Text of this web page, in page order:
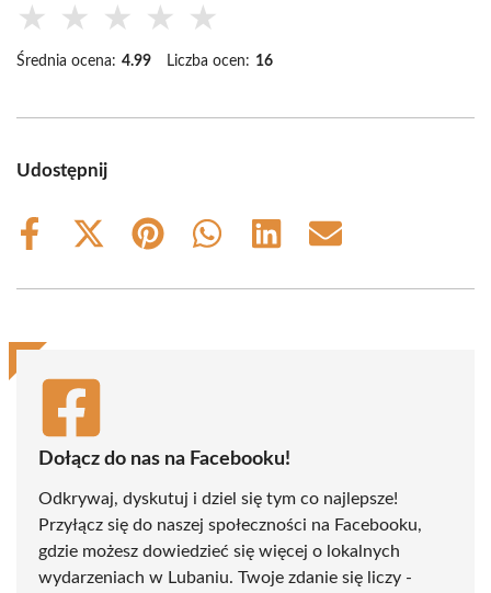
★ ★ ★ ★ ★
Średnia ocena: 4.99 Liczba ocen: 16
Udostępnij
Share
Share
(Twitter)
Share
Share
Share
Share
Dołącz do nas na Facebooku!
Odkrywaj, dyskutuj i dziel się tym co najlepsze!
Przyłącz się do naszej społeczności na Facebooku,
gdzie możesz dowiedzieć się więcej o lokalnych
wydarzeniach w Lubaniu. Twoje zdanie się liczy -